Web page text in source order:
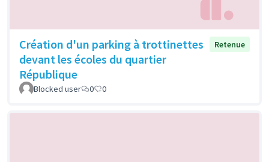
Création d'un parking à trottinettes
devant les écoles du quartier
République
Retenue
Blocked user 0 0